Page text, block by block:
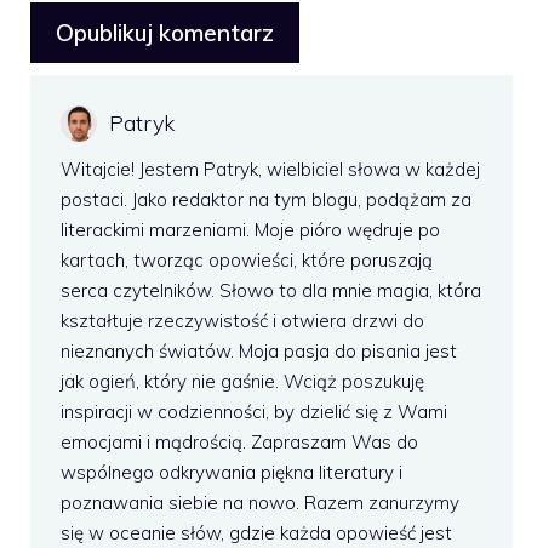
Patryk
Witajcie! Jestem Patryk, wielbiciel słowa w każdej
postaci. Jako redaktor na tym blogu, podążam za
literackimi marzeniami. Moje pióro wędruje po
kartach, tworząc opowieści, które poruszają
serca czytelników. Słowo to dla mnie magia, która
kształtuje rzeczywistość i otwiera drzwi do
nieznanych światów. Moja pasja do pisania jest
jak ogień, który nie gaśnie. Wciąż poszukuję
inspiracji w codzienności, by dzielić się z Wami
emocjami i mądrością. Zapraszam Was do
wspólnego odkrywania piękna literatury i
poznawania siebie na nowo. Razem zanurzymy
się w oceanie słów, gdzie każda opowieść jest